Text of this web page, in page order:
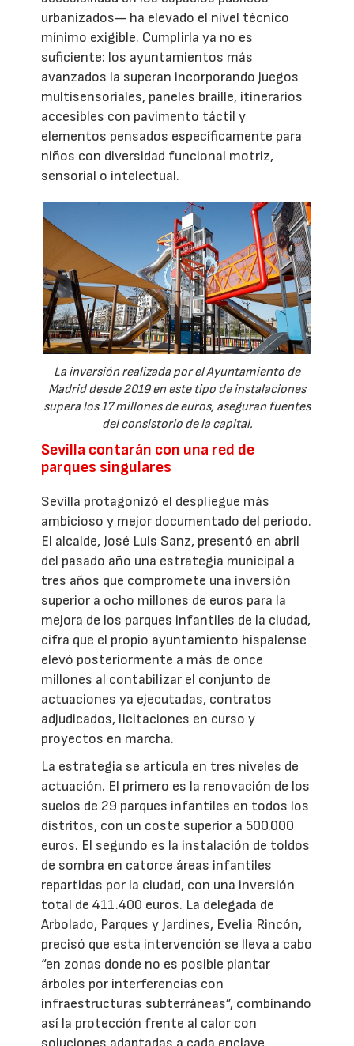
urbanizados— ha elevado el nivel técnico
mínimo exigible. Cumplirla ya no es
suficiente: los ayuntamientos más
avanzados la superan incorporando juegos
multisensoriales, paneles braille, itinerarios
accesibles con pavimento táctil y
elementos pensados específicamente para
niños con diversidad funcional motriz,
sensorial o intelectual.
La inversión realizada por el Ayuntamiento de
Madrid desde 2019 en este tipo de instalaciones
supera los 17 millones de euros, aseguran fuentes
del consistorio de la capital.
Sevilla contarán con una red de
parques singulares
Sevilla protagonizó el despliegue más
ambicioso y mejor documentado del periodo.
El alcalde, José Luis Sanz, presentó en abril
del pasado año una estrategia municipal a
tres años que compromete una inversión
superior a ocho millones de euros para la
mejora de los parques infantiles de la ciudad,
cifra que el propio ayuntamiento hispalense
elevó posteriormente a más de once
millones al contabilizar el conjunto de
actuaciones ya ejecutadas, contratos
adjudicados, licitaciones en curso y
proyectos en marcha.
La estrategia se articula en tres niveles de
actuación. El primero es la renovación de los
suelos de 29 parques infantiles en todos los
distritos, con un coste superior a 500.000
euros. El segundo es la instalación de toldos
de sombra en catorce áreas infantiles
repartidas por la ciudad, con una inversión
total de 411.400 euros. La delegada de
Arbolado, Parques y Jardines, Evelia Rincón,
precisó que esta intervención se lleva a cabo
“en zonas donde no es posible plantar
árboles por interferencias con
infraestructuras subterráneas”, combinando
así la protección frente al calor con